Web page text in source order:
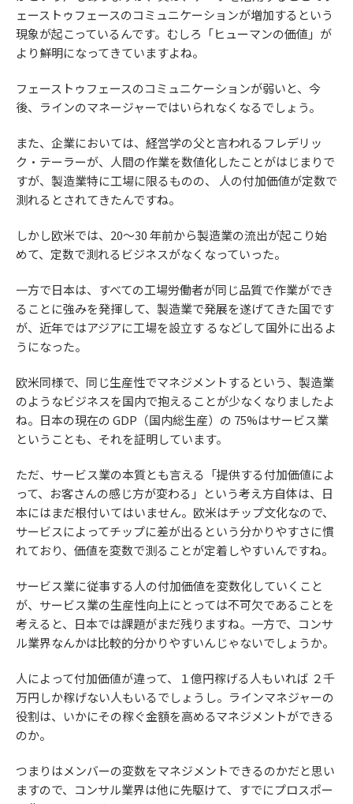
ェーストゥフェースのコミュニケーションが増加するという
現象が起こっているんです。むしろ「ヒューマンの価値」が
より鮮明になってきていますよね。
フェーストゥフェースのコミュニケーションが弱いと、今
後、ラインのマネージャーではいられなくなるでしょう。
また、企業においては、経営学の父と言われるフレデリッ
ク・テーラーが、人間の作業を数値化したことがはじまりで
すが、製造業特に工場に限るものの、 人の付加価値が定数で
測れるとされてきたんですね。
しかし欧米では、20～30 年前から製造業の流出が起こり始
めて、定数で測れるビジネスがなくなっていった。
一方で日本は、すべての工場労働者が同じ品質で作業ができ
ることに強みを発揮して、製造業で発展を遂げてきた国です
が、近年ではアジアに工場を設立す るなどして国外に出るよ
うになった。
欧米同様で、同じ生産性でマネジメントするという、製造業
のようなビジネスを国内で抱えることが少なくなりましたよ
ね。日本の現在の GDP（国内総生産）の 75%はサービス業
ということも、それを証明しています。
ただ、サービス業の本質とも言える「提供する付加価値によ
って、お客さんの感じ方が変わる」という考え方自体は、日
本にはまだ根付いてはいません。欧米はチップ文化なので、
サービスによってチップに差が出るという分かりやすさに慣
れており、価値を変数で測ることが定着しやすいんですね。
サービス業に従事する人の付加価値を変数化していくこと
が、サービス業の生産性向上にとっては不可欠であることを
考えると、日本では課題がまだ残りますね。一方で、コンサ
ル業界なんかは比較的分かりやすいんじゃないでしょうか。
人によって付加価値が違って、１億円稼げる人もいれば ２千
万円しか稼げない人もいるでしょうし。ラインマネジャーの
役割は、いかにその稼ぐ金額を高めるマネジメントができる
のか。
つまりはメンバーの変数をマネジメントできるのかだと思い
ますので、コンサル業界は他に先駆けて、すでにプロスポー